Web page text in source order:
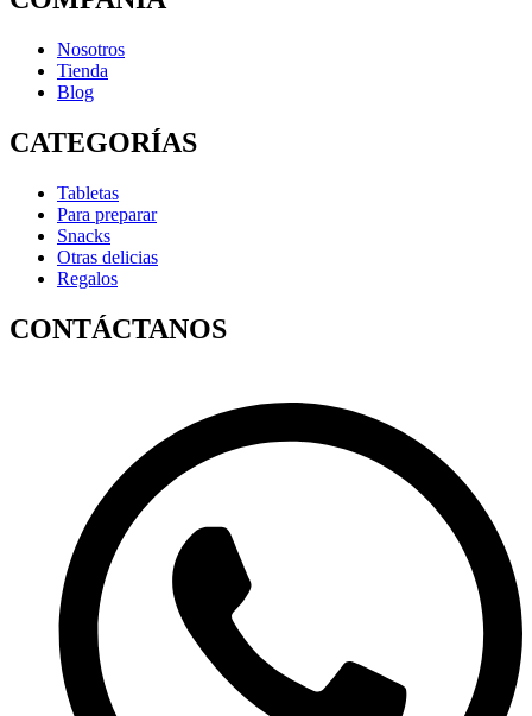
Nosotros
Tienda
Blog
CATEGORÍAS
Tabletas
Para preparar
Snacks
Otras delicias
Regalos
CONTÁCTANOS